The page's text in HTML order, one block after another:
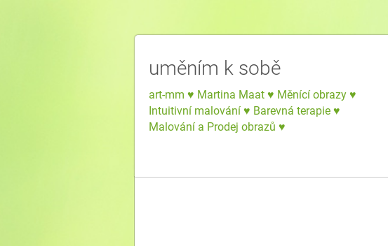
uměním k sobě
art-mm ♥ Martina Maat ♥ Měnící obrazy ♥
Intuitivní malování ♥ Barevná terapie ♥
Malování a Prodej obrazů ♥